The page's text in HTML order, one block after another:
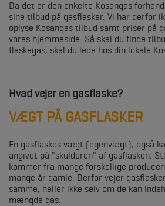
Da det er den enkelte Kosangas
sine tilbud på gasflasker. Vi har derfor
oplyse Kosangas tilbud samt priser på
vores hjemmeside. Så skal du finde
flaskegas, skal du lede hos din lokale
Hvad vejer en gasflaske?
VÆGT PÅ GASFLASKER
En gasflaskes vægt (egenvægt), også
angivet på "skulderen" af gasflasken.
kommer fra mange forskellige
mange år gamle. Derfor vejer
samme, heller ikke selv om de kan
mængde gas.